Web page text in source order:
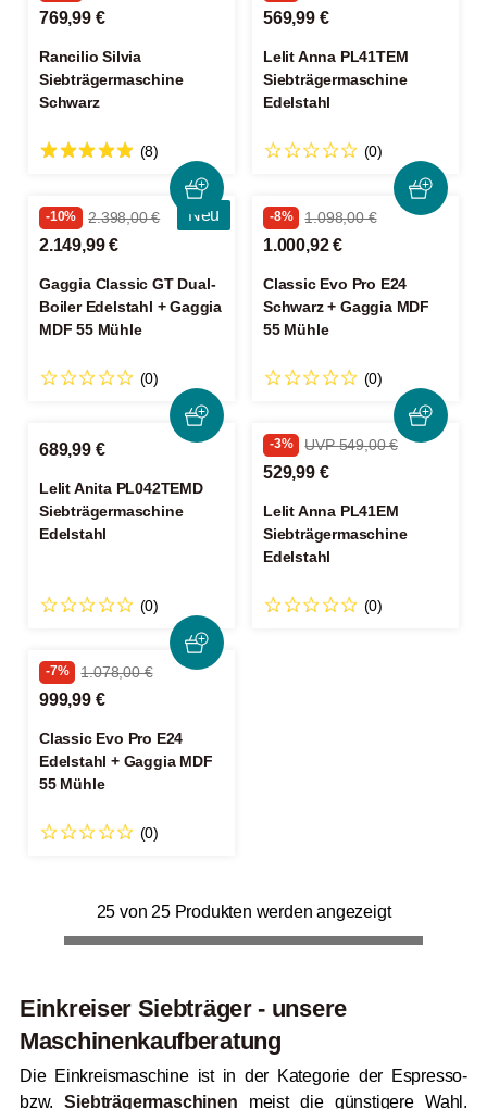
769,99 €
Rancilio Silvia
Siebträgermaschine
Schwarz
(8)
569,99 €
Lelit Anna PL41TEM
Siebträgermaschine
Edelstahl
(0)
Neu
-10% 2.398,00 €
2.149,99 €
Gaggia Classic GT Dual-
Boiler Edelstahl + Gaggia
MDF 55 Mühle
(0)
-8% 1.098,00 €
1.000,92 €
Classic Evo Pro E24
Schwarz + Gaggia MDF
55 Mühle
(0)
689,99 €
Lelit Anita PL042TEMD
Siebträgermaschine
Edelstahl
(0)
-3% UVP 549,00 €
529,99 €
Lelit Anna PL41EM
Siebträgermaschine
Edelstahl
(0)
-7% 1.078,00 €
999,99 €
Classic Evo Pro E24
Edelstahl + Gaggia MDF
55 Mühle
(0)
25 von 25 Produkten werden angezeigt
Einkreiser Siebträger - unsere
Maschinenkaufberatung
Die Einkreismaschine ist in der Kategorie der Espresso-
bzw.Siebträgermaschinen meist die günstigere Wahl.